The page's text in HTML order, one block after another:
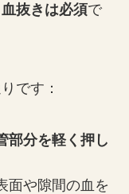
抜きは必須で
です：
部分を軽く押し
面や隙間の血を